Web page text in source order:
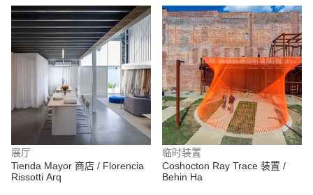
展厅
Tienda Mayor 商店 / Florencia
Rissotti Arq
临时装置
Coshocton Ray Trace 装置 /
Behin Ha